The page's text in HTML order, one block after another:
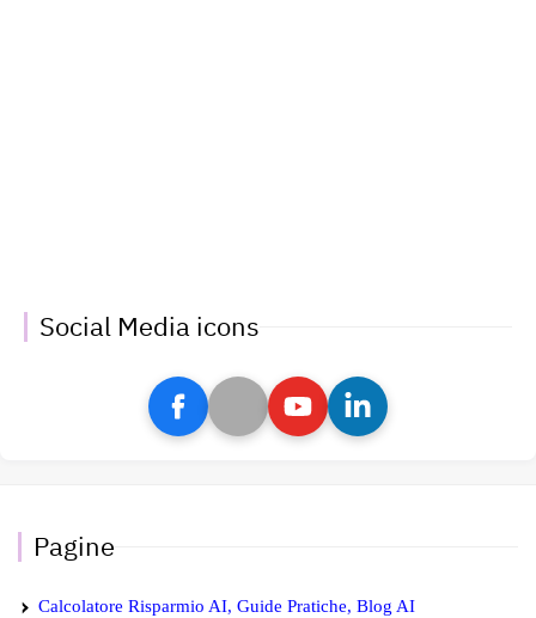
Social Media icons
Pagine
Calcolatore Risparmio AI, Guide Pratiche, Blog AI